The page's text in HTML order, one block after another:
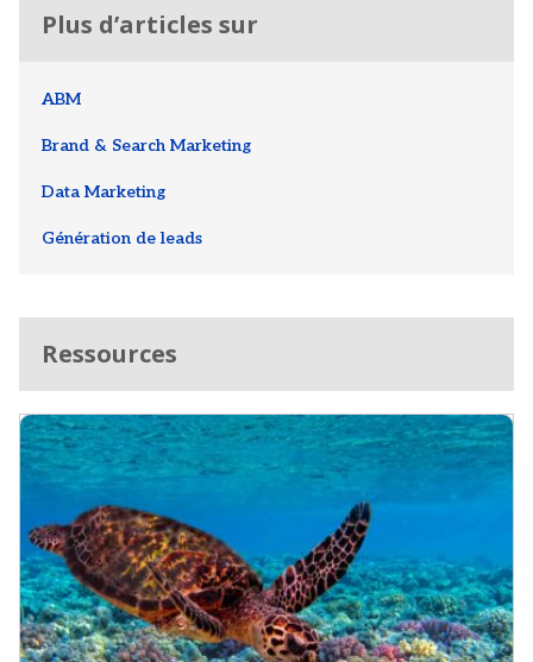
Plus d’articles sur
ABM
Brand & Search Marketing
Data Marketing
Génération de leads
Ressources